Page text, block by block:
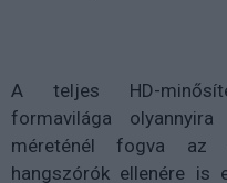
A teljes HD-
formavilága
méreténél fogva az
hangszórók ellenére is